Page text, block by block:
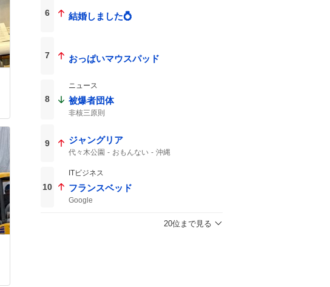
6 結婚しました💍
7 おっぱいマウスパッド
8
ニュース
被爆者団体
非核三原則
9 ジャングリア
代々木公園 おもんない 沖縄
10
ITビジネス
フランスベッド
Google
20位まで見る